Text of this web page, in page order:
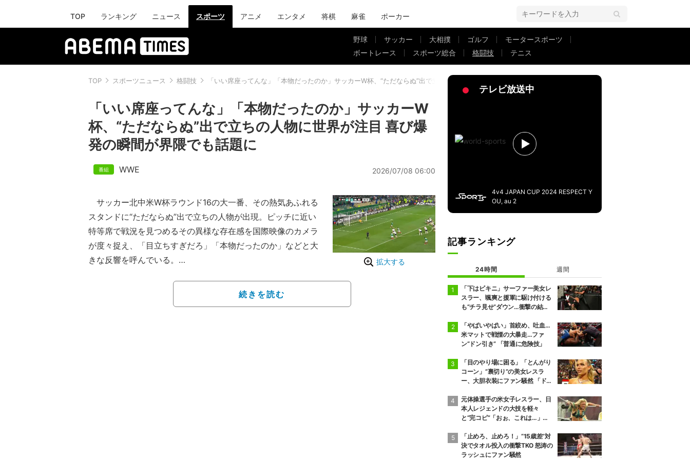
TOP ランキング ニュース スポーツ アニメ エンタメ 将棋 麻雀 ポーカー
野球 サッカー 大相撲 ゴルフ
モータースポーツ
ボートレース
スポーツ総合 格闘技 テニス
TOP スポーツニュース 格闘技 「いい席座ってんな」「本物だったのか」サッカーW杯、“ただならぬ”出で立ちの人物に世界が注目 喜び爆発の瞬間が界隈でも話題に
「いい席座ってんな」「本物だったのか」サッカーW
杯、“ただならぬ”出で立ちの人物に世界が注目 喜び爆
発の瞬間が界隈でも話題に
WWE 2026/07/08 06:00
拡大する
サッカー北中米W杯ラウンド16の大一番、その熱気あふれる
スタンドに“ただならぬ”出で立ちの人物が出現。ピッチに近い
特等席で戦況を見つめるその異様な存在感を国際映像のカメラ
が度々捉え、「目立ちすぎだろ」「本物だったのか」などと大
きな反響を呼んでいる。
る世界最高峰のプロレス団体WWEで活躍するスーパースターの
エル・グランデ・アメリカーノ。ルチャの魂を受け継いだマス
続きを読む
テレビ放送中
4v4 JAPAN CUP 2024 RESPECT Y
OU, au 2
記事ランキング
24時間 週間
「下はビキニ」サーファー美女レ
スラー、颯爽と援軍に駆け付ける
も“チラ見せ”ダウン…衝撃の結末
「やばいやばい」首絞め、吐血…
米マットで戦慄の大暴走…ファ
ン“ドン引き” 「普通に危険技」
「目のやり場に困る」「とんがり
コーン」“裏切り”の美女レスラ
ー、大胆衣装にファン騒然 「ドロ
元体操選手の米女子レスラー、日
本人レジェンドの大技を軽々
と“完コピ”「おぉ、これは…」実
「止めろ、止めろ！」“15歳差”対
決でタオル投入の衝撃TKO 怒涛の
ラッシュにファン騒然